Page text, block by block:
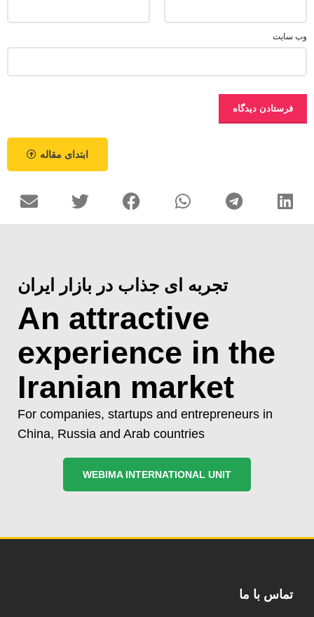
وب‌ سایت
ابتدای مقاله
تجربه ای جذاب در بازار ایران
An attractive
experience in the
Iranian market
For companies, startups and entrepreneurs in
China, Russia and Arab countries
WEBIMA INTERNATIONAL UNIT
تماس با ما